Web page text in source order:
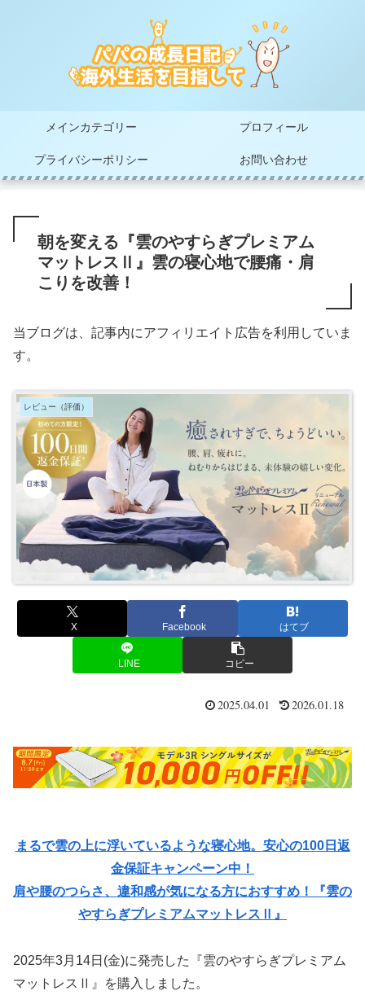
メインカテゴリー プロフィール
プライバシーポリシー お問い合わせ
朝を変える『雲のやすらぎプレミアム
マットレスⅡ』雲の寝心地で腰痛・肩
こりを改善！
当ブログは、記事内にアフィリエイト広告を利用していま
す。
レビュー（評価）
X Facebook はてブ
LINE コピー
2025.04.01 2026.01.18
まるで雲の上に浮いているような寝心地。安心の100日返
金保証キャンペーン中！
肩や腰のつらさ、違和感が気になる方におすすめ！『雲の
やすらぎプレミアムマットレスⅡ』
2025年3月14日(金)に発売した『雲のやすらぎプレミアム
マットレスⅡ』を購入しました。